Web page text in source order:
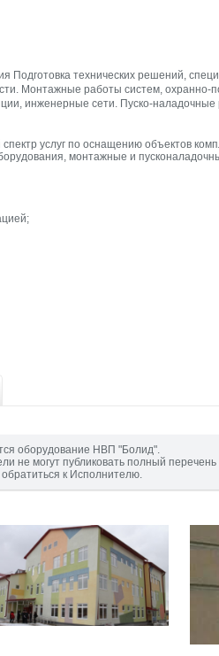
Подготовка технических решений,
Монтажные работы систем,
инженерные сети. Пуско-
услуг по оснащению объектов
монтажные и
оборудование НВП "Болид".
не могут публиковать полный
к Исполнителю.